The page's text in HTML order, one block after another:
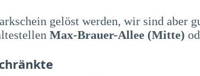
gelöst werden, wir sind aber
Max-Brauer-Allee (Mitte)